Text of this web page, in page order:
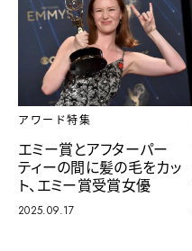
アワード特集
エミー賞とアフターパー
ティーの間に髪の毛をカッ
ト、エミー賞受賞女優
2025.09.17